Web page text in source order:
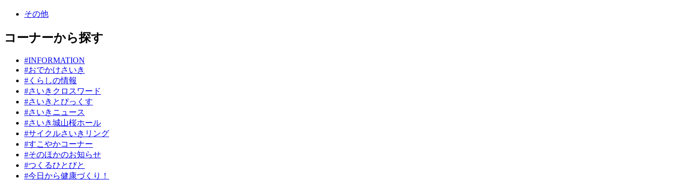
その他
コーナーから探す
#INFORMATION
#おでかけさいき
#くらしの情報
#さいきクロスワード
#さいきとぴっくす
#さいきニュース
#さいき城山桜ホール
#サイクルさいきリング
#すこやかコーナー
#そのほかのお知らせ
#つくるひとびと
#今日から健康づくり！